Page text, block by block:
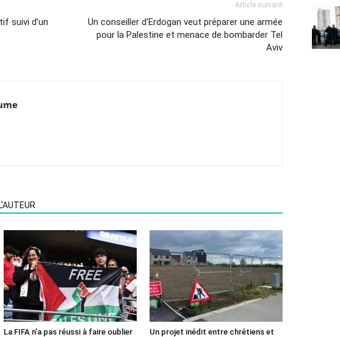
suivi d’un
Article suivant
Un conseiller d’Erdogan veut préparer une armée
pour la Palestine et menace de bombarder Tel
Aviv
La FIFA n’a pas réussi à faire oublier
Un projet inédit entre chrétiens et